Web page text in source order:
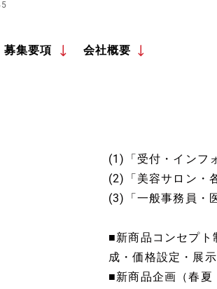
募集要項 会社概要
(1)「受付・インフ
(2)「美容サロン・
(3)「一般事務員・
■新商品コンセプト
成・価格設定・展
■新商品企画（春夏